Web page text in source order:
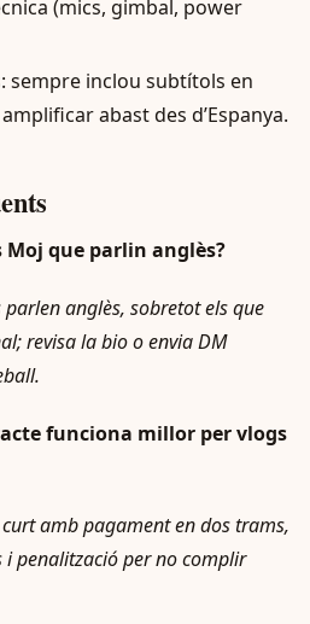
(mics, gimbal, power
sempre inclou subtítols en
abast des d’Espanya.
que parlin anglès?
anglès, sobretot els que
revisa la bio o envia DM
funciona millor per vlogs
amb pagament en dos trams,
i penalització per no complir